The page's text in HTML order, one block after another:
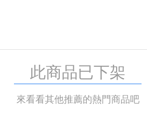
此商品已下架
來看看其他推薦的熱門商品吧